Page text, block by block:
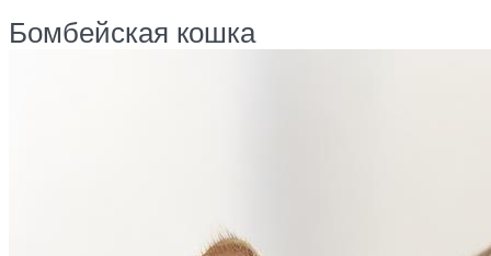
Бомбейская кошка